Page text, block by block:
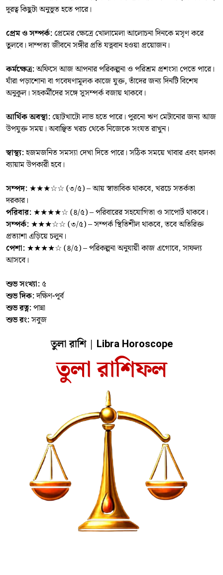
দূরত্ব কিছুটা অনুভূত হতে পারে।
প্রেম ও সম্পর্ক: প্রেমের ক্ষেত্রে খোলামেলা আলোচনা দিনকে মসৃণ করে
তুলবে। দাম্পত্য জীবনে সঙ্গীর প্রতি যত্নবান হওয়া প্রয়োজন।
কর্মক্ষেত্র:অফিসে আজ আপনার পরিকল্পনা ও পরিশ্রম প্রশংসা পেতে পারে।
যাঁরা পড়াশোনা বা গবেষণামূলক কাজে যুক্ত, তাঁদের জন্য দিনটি বিশেষ
অনুকূল। সহকর্মীদের সঙ্গে সুসম্পর্ক বজায় থাকবে।
আর্থিক অবস্থা: ছোটখাটো লাভ হতে পারে। পুরনো ঋণ মেটানোর জন্য আজ
উপযুক্ত সময়। অবাঞ্ছিত খরচ থেকে নিজেকে সংযত রাখুন।
স্বাস্থ্য:হজমজনিত সমস্যা দেখা দিতে পারে। সঠিক সময়ে খাবার এবং হালকা
ব্যায়াম উপকারী হবে।
সম্পদ: ★★★☆☆ (৩/৫) – আয় স্বাভাবিক থাকবে, খরচে সতর্কতা
দরকার।
পরিবার: ★★★★☆ (৪/৫) – পরিবারের সহযোগিতা ও সাপোর্ট থাকবে।
সম্পর্ক: ★★★☆☆ (৩/৫) – সম্পর্ক স্থিতিশীল থাকবে, তবে অতিরিক্ত
প্রত্যাশা এড়িয়ে চলুন।
পেশা: ★★★★☆ (৪/৫) – পরিকল্পনা অনুযায়ী কাজ এগোবে, সাফল্য
আসবে।
শুভ সংখ্যা: ৫
শুভ দিক:দক্ষিণ-পূর্ব
শুভ রত্ন:পান্না
শুভ রং:সবুজ
তুলা রাশি | Libra Horoscope
তুলা রাশিফল